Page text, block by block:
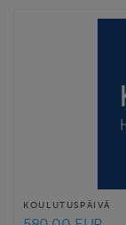
KOULUTUSPÄIVÄ